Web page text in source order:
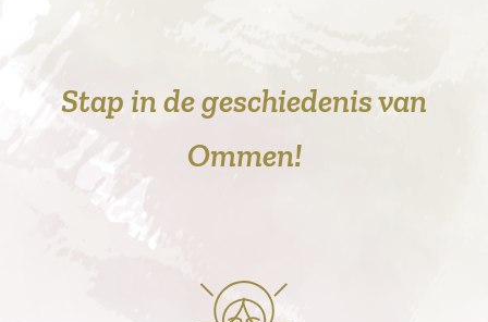
Stap in de geschiedenis van
Ommen!